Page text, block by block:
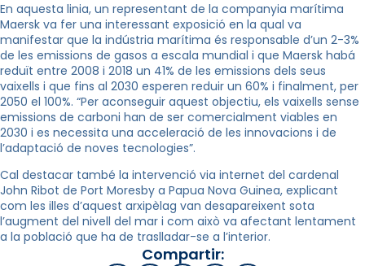
En aquesta linia, un representant de la companyia marítima
Maersk va fer una interessant exposició en la qual va
manifestar que la indústria marítima és responsable d’un 2-3%
de les emissions de gasos a escala mundial i que Maersk habá
reduït entre 2008 i 2018 un 41% de les emissions dels seus
vaixells i que fins al 2030 esperen reduir un 60% i finalment, per
2050 el 100%. “Per aconseguir aquest objectiu, els vaixells sense
emissions de carboni han de ser comercialment viables en
2030 i es necessita una acceleració de les innovacions i de
l’adaptació de noves tecnologies”.
Cal destacar també la intervenció via internet del cardenal
John Ribot de Port Moresby a Papua Nova Guinea, explicant
com les illes d’aquest arxipèlag van desapareixent sota
l’augment del nivell del mar i com això va afectant lentament
a la població que ha de traslladar-se a l’interior.
Compartir: